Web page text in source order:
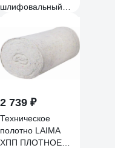
шлифовальный
гриндер CW
(500x50 PP)
ВладТехРол 29010
2 739 ₽
Техническое
полотно LAIMA
ХПП ПЛОТНОЕ